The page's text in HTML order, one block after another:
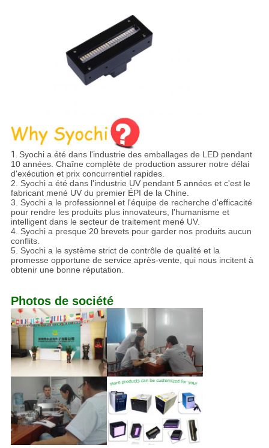
1. Syochi a été dans l'industrie des emballages de LED pendant
10 années. Chaîne complète de production assurer notre délai
d'exécution et prix concurrentiel rapides.
2. Syochi a été dans l'industrie UV pendant 5 années et c'est le
fabricant mené UV du premier ÉPI de la Chine.
3. Syochi a le professionnel et l'équipe de recherche d'efficacité
pour rendre les produits plus innovateurs, l'humanisme et
intelligent dans le secteur de traitement mené UV.
4. Syochi a presque 20 brevets pour garder nos produits aucun
conflits.
5. Syochi a le système strict de contrôle de qualité et la
promesse opportune de service après-vente, qui nous incitent à
obtenir une bonne réputation.
Photos de société